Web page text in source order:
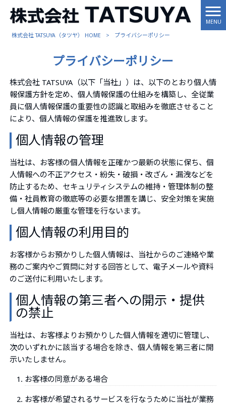
MENU
株式会社 TATSUYA（タツヤ） HOME > プライバシーポリシー
プライバシーポリシー
株式会社 TATSUYA（以下「当社」）は、以下のとおり個人情
報保護方針を定め、個人情報保護の仕組みを構築し、全従業
員に個人情報保護の重要性の認識と取組みを徹底させること
により、個人情報の保護を推進致します。
個人情報の管理
当社は、お客様の個人情報を正確かつ最新の状態に保ち、個
人情報への不正アクセス・紛失・破損・改ざん・漏洩などを
防止するため、セキュリティシステムの維持・管理体制の整
備・社員教育の徹底等の必要な措置を講じ、安全対策を実施
し個人情報の厳重な管理を行ないます。
個人情報の利用目的
お客様からお預かりした個人情報は、当社からのご連絡や業
務のご案内やご質問に対する回答として、電子メールや資料
のご送付に利用いたします。
個人情報の第三者への開示・提供
の禁止
当社は、お客様よりお預かりした個人情報を適切に管理し、
次のいずれかに該当する場合を除き、個人情報を第三者に開
示いたしません。
お客様の同意がある場合
お客様が希望されるサービスを行なうために当社が業務